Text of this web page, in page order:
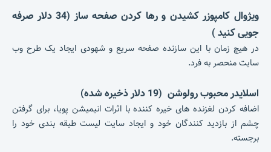
ویژوال کامپوزر کشیدن و رها کردن صفحه ساز (34 دلار صرفه
جویی کنید )
در هیچ زمان با این سازنده صفحه سریع و شهودی ایجاد یک طرح وب
سایت منحصر به فرد.
اسلایدر محبوب رولوشن (19 دلار ذخیره شده)
اضافه کردن لغزنده های خیره کننده با اثرات انیمیشن پویا، برای گرفتن
چشم از بازدید کنندگان خود و ایجاد سایت لیست طبقه بندی خود را
برجسته.